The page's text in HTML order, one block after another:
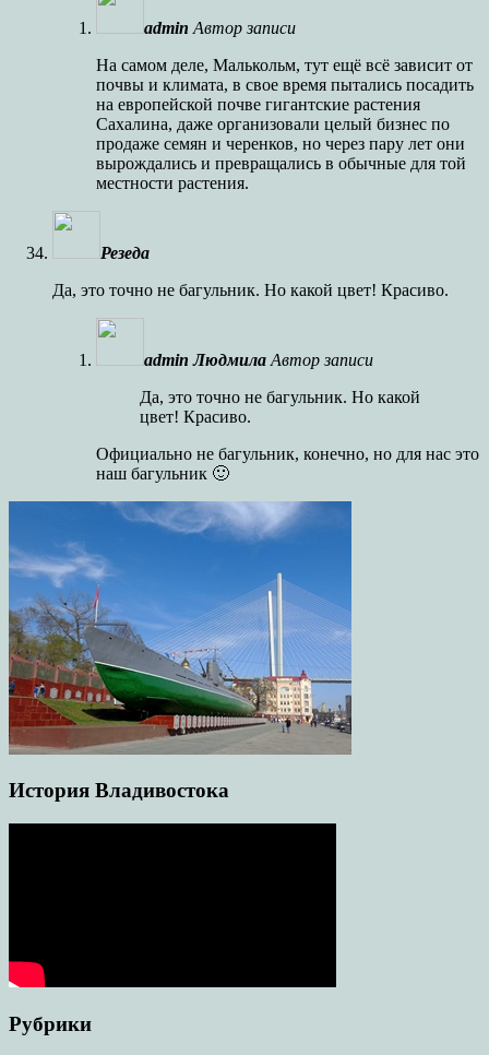
admin Автор записи
На самом деле, Малькольм, тут ещё всё зависит от
почвы и климата, в свое время пытались посадить
на европейской почве гигантские растения
Сахалина, даже организовали целый бизнес по
продаже семян и черенков, но через пару лет они
вырождались и превращались в обычные для той
местности растения.
Резеда
Да, это точно не багульник. Но какой цвет! Красиво.
admin Людмила Автор записи
Да, это точно не багульник. Но какой
цвет! Красиво.
Официально не багульник, конечно, но для нас это
наш багульник 🙂
История Владивостока
Рубрики